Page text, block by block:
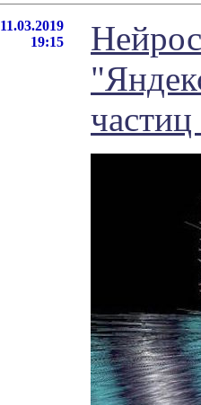
11.03.2019
19:15